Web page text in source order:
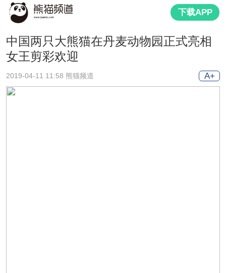
下载APP
中国两只大熊猫在丹麦动物园正式亮相
女王剪彩欢迎
2019-04-11 11:58 熊猫频道 A+